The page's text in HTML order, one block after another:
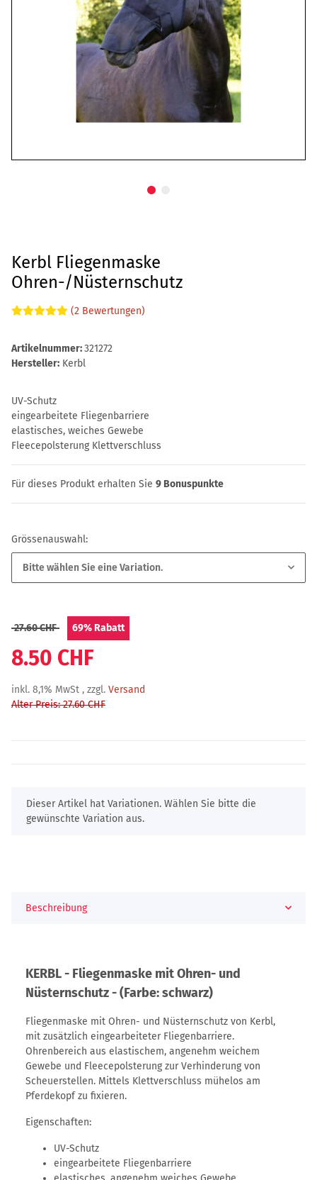
Kerbl Fliegenmaske
Ohren-/Nüsternschutz
(2 Bewertungen)
Artikelnummer:321272
Hersteller: Kerbl
UV-Schutz
eingearbeitete Fliegenbarriere
elastisches, weiches Gewebe
Fleecepolsterung Klettverschluss
Für dieses Produkt erhalten Sie 9 Bonuspunkte
Grössenauswahl:
Bitte wählen Sie eine Variation.
27.60 CHF 69% Rabatt
8.50 CHF
inkl. 8,1% MwSt , zzgl. Versand
Alter Preis: 27.60 CHF
x
Dieser Artikel hat Variationen. Wählen Sie bitte die
gewünschte Variation aus.
Beschreibung
KERBL - Fliegenmaske mit Ohren- und
Nüsternschutz - (Farbe: schwarz)
Fliegenmaske mit Ohren- und Nüsternschutz von Kerbl,
mit zusätzlich eingearbeiteter Fliegenbarriere.
Ohrenbereich aus elastischem, angenehm weichem
Gewebe und Fleecepolsterung zur Verhinderung von
Scheuerstellen. Mittels Klettverschluss mühelos am
Pferdekopf zu fixieren.
Eigenschaften:
UV-Schutz
eingearbeitete Fliegenbarriere